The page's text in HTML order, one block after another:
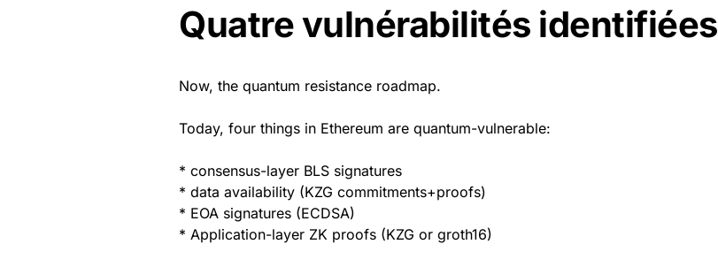
Quatre vulnérabilités identifiées
Now, the quantum resistance roadmap.
Today, four things in Ethereum are quantum-vulnerable:
* consensus-layer BLS signatures
* data availability (KZG commitments+proofs)
* EOA signatures (ECDSA)
* Application-layer ZK proofs (KZG or groth16)